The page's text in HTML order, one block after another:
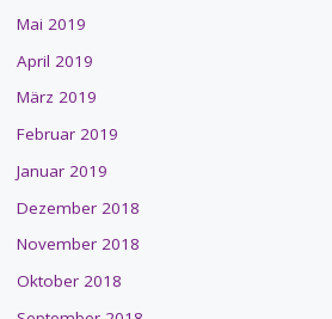
Mai 2019
April 2019
März 2019
Februar 2019
Januar 2019
Dezember 2018
November 2018
Oktober 2018